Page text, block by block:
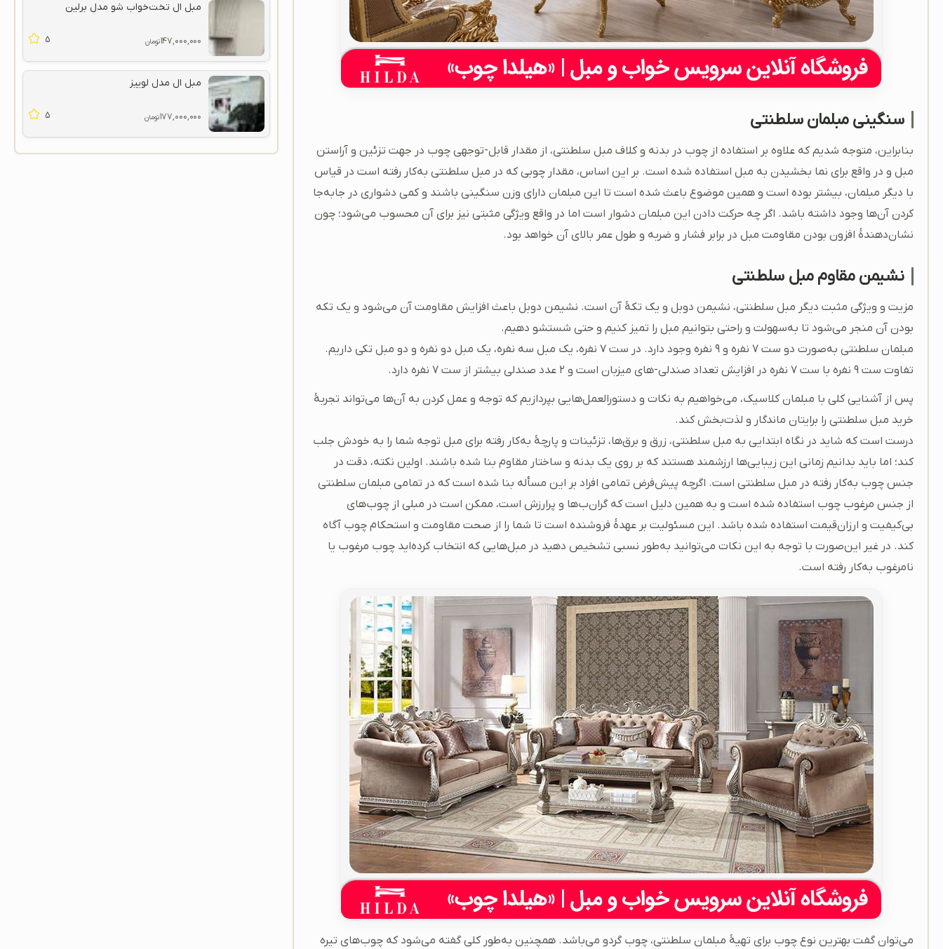
سنگینی مبلمان سلطنتی
بنابراین، متوجه شدیم که علاوه بر استفاده از چوب در بدنه و کلاف مبل سلطنتی، از مقدار قابل-توجهی چوب در جهت تزئین و آراستن
مبل و در واقع برای نما بخشیدن به مبل استفاده شده است. بر این اساس، مقدار چوبی که در مبل سلطنتی به‌کار رفته است در قیاس
با دیگر مبلمان، بیشتر بوده است و همین موضوع باعث شده است تا این مبلمان دارای وزن سنگینی باشند و کمی دشواری در جابه‌جا
کردن آن‌ها وجود داشته باشد. اگر چه حرکت دادن این مبلمان دشوار است اما در واقع ویژگی مثبتی نیز برای آن محسوب می‌شود؛ چون
نشان‌دهندۀ افزون بودن مقاومت مبل در برابر فشار و ضربه و طول عمر بالای آن خواهد بود.
نشیمن مقاوم مبل سلطنتی
مزیت و ویژگی مثبت دیگر مبل سلطنتی، نشیمن دوبل و یک تکۀ آن است. نشیمن دوبل باعث افزایش مقاومت آن می‌شود و یک تکه
بودن آن منجر می‌شود تا به‌سهولت و راحتی بتوانیم مبل را تمیز کنیم و حتی شستشو دهیم.
مبلمان سلطنتی به‌صورت دو ست ۷ نفره و ۹ نفره وجود دارد. در ست ۷ نفره، یک مبل سه نفره، یک مبل دو نفره و دو مبل تکی داریم.
تفاوت ست ۹ نفره با ست ۷ نفره در افزایش تعداد صندلی-‌های میزبان است و ۲ عدد صندلی بیشتر از ست ۷ نفره دارد.
پس از آشنایی کلی با مبلمان کلاسیک، می‌خواهیم به نکات و دستورالعمل‌هایی بپردازیم که توجه و عمل کردن به آن‌ها می‌تواند تجربۀ
خرید مبل سلطنتی را برایتان ماندگار و لذت‌بخش کند.
درست است که شاید در نگاه ابتدایی به مبل سلطنتی، زرق و برق‌ها، تزئینات و پارچۀ به‌کار رفته برای مبل توجه شما را به خودش جلب
کند؛ اما باید بدانیم زمانی این زیبایی‌ها ارزشمند هستند که بر روی یک بدنه و ساختار مقاوم بنا شده باشند. اولین نکته، دقت در
جنس چوب به‌کار رفته در مبل سلطنتی است. اگرچه پیش‌فرض تمامی افراد بر این مسأله بنا شده است که در تمامی مبلمان سلطنتی
از جنس مرغوب چوب استفاده شده است و به همین دلیل است که گران‌ب‌ها و پرارزش است، ممکن است در مبلی از چوب‌های
بی‌کیفیت و ارزان‌قیمت استفاده شده باشد. این مسئولیت بر عهدۀ فروشنده است تا شما را از صحت مقاومت و استحکام چوب آگاه
کند. در غیر این‌صورت با توجه به این نکات می‌توانید به‌طور نسبی تشخیص دهید در مبل‌هایی که انتخاب کرده‌اید چوب مرغوب یا
نامرغوب به‌کار رفته است.
می‌توان گفت بهترین نوع چوب برای تهیۀ مبلمان سلطنتی، چوب گردو می‌باشد. همچنین به‌طور کلی گفته می‌شود که چوب‌های تیره
مبل ال تخت‌خواب شو مدل برلین
۱۴۷,۰۰۰,۰۰۰تومان 5
مبل ال مدل لوییز
۱۷۷,۰۰۰,۰۰۰تومان 5